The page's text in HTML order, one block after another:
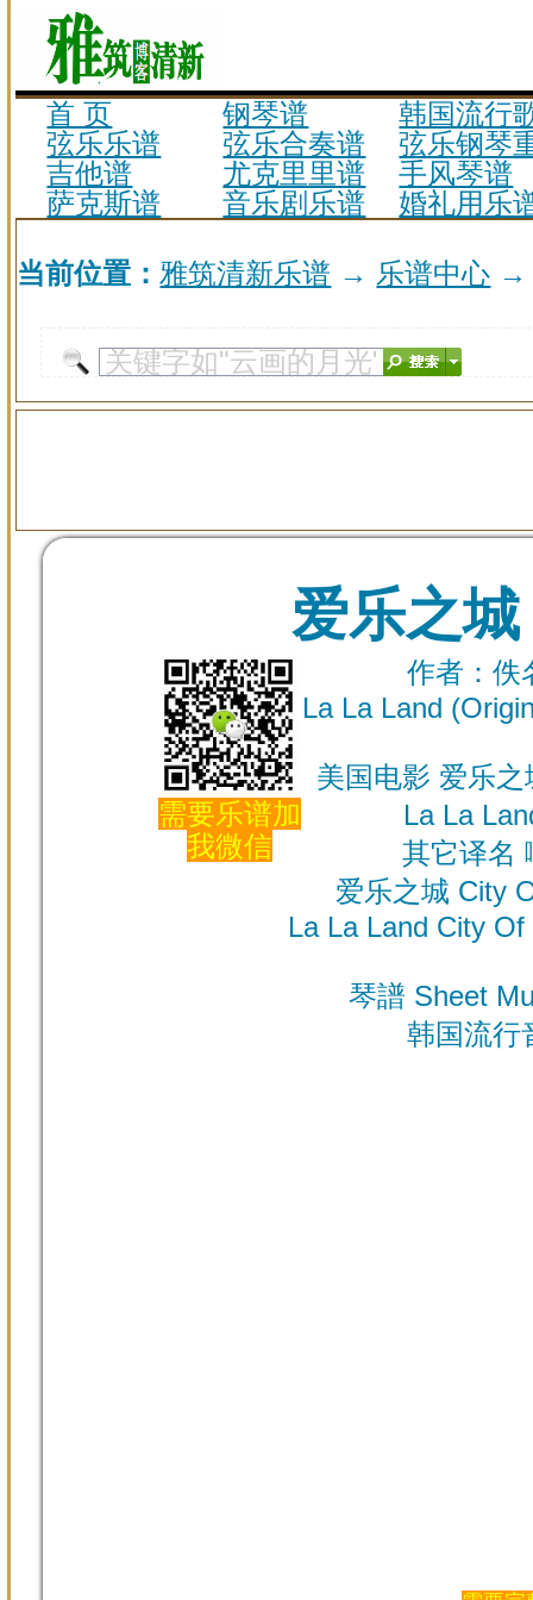
首 页 钢琴谱
韩国流行
弦乐乐谱
弦乐合奏谱
弦乐钢琴
吉他谱
尤克里里谱
手风琴谱
萨克斯谱
音乐剧乐谱 婚礼用乐
当前位置： 雅筑清新乐谱 → 乐谱中心
爱乐之
作者：佚
需要乐谱加
我微信
La La Land
美国电影 爱乐
La La
其它译名
爱乐之城 City
La La Land City
琴譜 Sheet
韩国流行